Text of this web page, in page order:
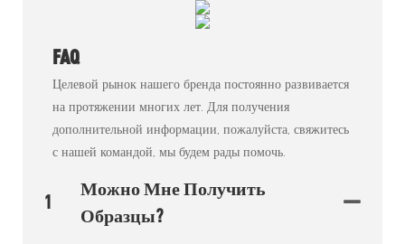
FAQ
Целевой рынок нашего бренда постоянно развивается
на протяжении многих лет. Для получения
дополнительной информации, пожалуйста, свяжитесь
с нашей командой, мы будем рады помочь.
1
Можно Мне Получить
Образцы?